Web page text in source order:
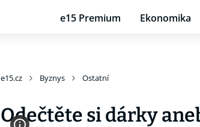
e15 Premium Ekonomika
e15.cz Byznys Ostatní
Odečtěte si dárky